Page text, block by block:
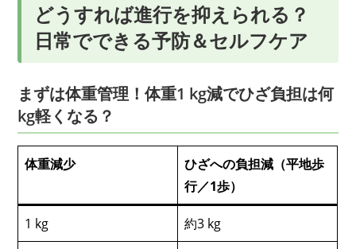
どうすれば進行を抑えられる？
日常でできる予防＆セルフケア
まずは体重管理！体重1 kg減でひざ負担は何
kg軽くなる？
体重減少
ひざへの負担減（平地歩
行／1歩）
1 kg 約3 kg